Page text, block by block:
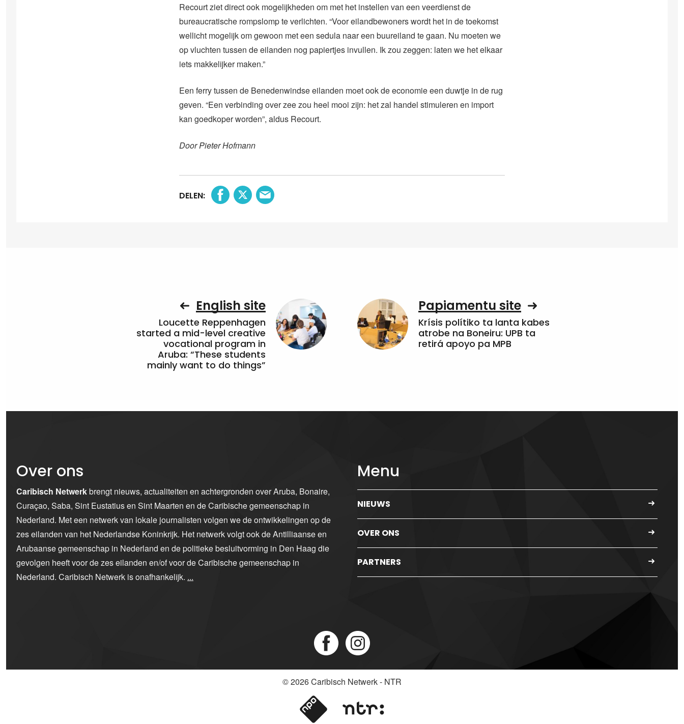
Recourt ziet direct ook mogelijkheden om met het instellen van een veerdienst de
bureaucratische rompslomp te verlichten. “Voor eilandbewoners wordt het in de toekomst
wellicht mogelijk om gewoon met een sedula naar een buureiland te gaan. Nu moeten we
op vluchten tussen de eilanden nog papiertjes invullen. Ik zou zeggen: laten we het elkaar
iets makkelijker maken.”
Een ferry tussen de Benedenwindse eilanden moet ook de economie een duwtje in de rug
geven. “Een verbinding over zee zou heel mooi zijn: het zal handel stimuleren en import
kan goedkoper worden”, aldus Recourt.
Door Pieter Hofmann
DELEN:
English site
Loucette Reppenhagen
started a mid-level creative
vocational program in
Aruba: “These students
mainly want to do things”
Papiamentu site
Krísis polítiko ta lanta kabes
atrobe na Boneiru: UPB ta
retirá apoyo pa MPB
Over ons
Caribisch Netwerkbrengt nieuws, actualiteiten en achtergronden over Aruba, Bonaire,
Curaçao, Saba, Sint Eustatius en Sint Maarten en de Caribische gemeenschap in
Nederland. Met een netwerk van lokale journalisten volgen we de ontwikkelingen op de
zes eilanden van het Nederlandse Koninkrijk. Het netwerk volgt ook de Antilliaanse en
Arubaanse gemeenschap in Nederland en de politieke besluitvorming in Den Haag die
gevolgen heeft voor de zes eilanden en/of voor de Caribische gemeenschap in
Nederland. Caribisch Netwerk is onafhankelijk. ...
Menu
NIEUWS
OVER ONS
PARTNERS
© 2026Caribisch Netwerk - NTR